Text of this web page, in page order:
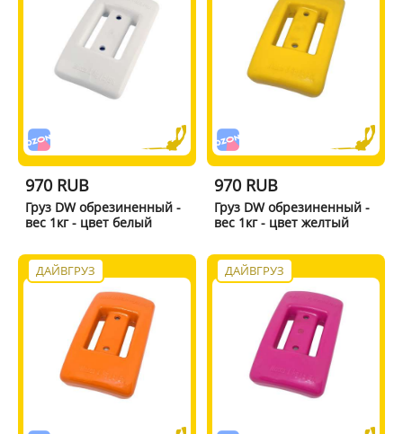
970 RUB
Груз DW обрезиненный -
вес 1кг - цвет белый
970 RUB
Груз DW обрезиненный -
вес 1кг - цвет желтый
ДАЙВГРУЗ ДАЙВГРУЗ